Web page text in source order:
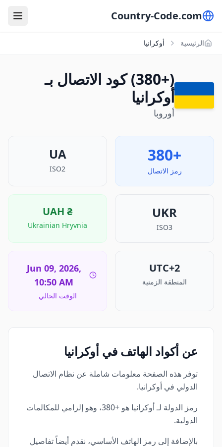
Country-Code.com
الرئيسية أوكرانيا
(+380) كود الاتصال بـ
أوكرانيا
أوروبا
+380
رمز الاتصال
UA
ISO2
UKR
ISO3
₴
UAH
Ukrainian Hryvnia
UTC+2
المنطقة الزمنية
Jun 09, 2026,
10:50 AM
الوقت الحالي
عن أكواد الهاتف في أوكرانيا
توفر هذه الصفحة معلومات شاملة عن نظام الاتصال
الدولي في أوكرانيا.
رمز الدولة لـ أوكرانيا هو +380، وهو إلزامي للمكالمات
الدولية.
بالإضافة إلى رمز الهاتف الأساسي، نقدم أيضاً تفاصيل